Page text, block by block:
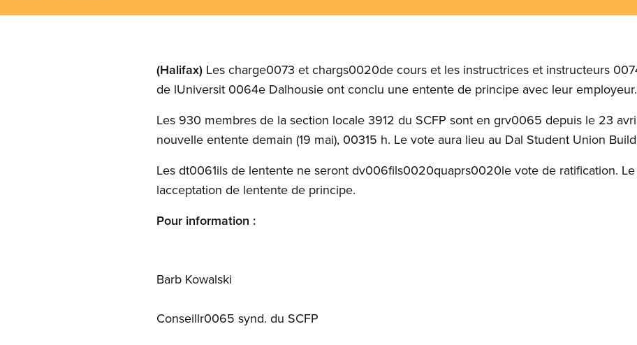
(Halifax) Les charge0073 et chargs0020de cours et les instructrices et instructeurs
de lUniversit 0064e Dalhousie ont conclu une entente de principe avec leur employeur.
Les 930 membres de la section locale 3912 du SCFP sont en grv0065 depuis le 23
nouvelle entente demain (19 mai), 00315 h. Le vote aura lieu au Dal Student Union
Les dt0061ils de lentente ne seront dv006fils0020quaprs0020le vote de ratification.
lacceptation de lentente de principe.
Pour information :
Barb Kowalski
Conseillr0065 synd. du SCFP